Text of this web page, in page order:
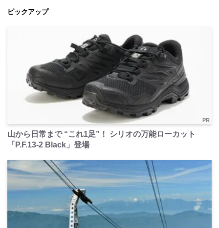
ピックアップ
PR
山から日常まで “これ1足”！ シリオの万能ローカット
「P.F.13-2 Black」登場